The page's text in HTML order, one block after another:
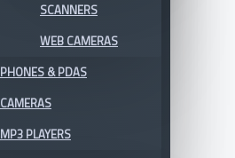
SCANNERS
WEB CAMERAS
PHONES & PDAS
CAMERAS
MP3 PLAYERS